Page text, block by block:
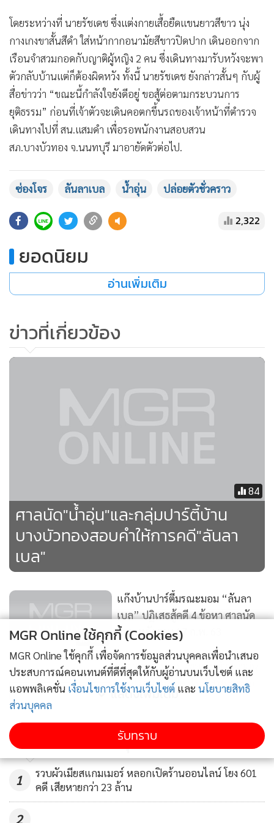
โดยระหว่างที่ นายรัชเดช ซึ่งแต่งกายเสื้อยืดแขนยาวสีขาว นุ่ง
กางเกงขาสั้นสีดำ ใส่หน้ากากอนามัยสีขาวปิดปาก เดินออกจาก
เรือนจำสวมกอดกับญาติผู้หญิง 2 คน ซึ่งเดินทางมารับหวังจะพา
ตัวกลับบ้านแต่ก็ต้องผิดหวัง ทั้งนี้ นายรัชเดช ยังกล่าวสั้นๆ กับผู้
สื่อข่าวว่า “ขณะนี้กำลังใจยังดีอยู่ ขอสู้ต่อตามกระบวนการ
ยุติธรรม” ก่อนที่เจ้าตัวจะเดินคอตกขึ้นรถของเจ้าหน้าที่ตำรวจ
เดินทางไปที่ สน.แสมดำ เพื่อรอพนักงานสอบสวน
สภ.บางบัวทอง จ.นนทบุรี มาอายัดตัวต่อไป.
ซ่องโจร ลันลาเบล น้ำอุ่น ปล่อยตัวชั่วคราว
2,322
ยอดนิยม
อ่านเพิ่มเติม
ข่าวที่เกี่ยวข้อง
84
ศาลนัด"น้ำอุ่น"และกลุ่มปาร์ตี้บ้าน
บางบัวทองสอบคำให้การคดี"ลันลา
เบล"
638
แก๊งบ้านปาร์ตี้มรณะมอม “ลันลา
เบล” ปฏิเสธสู้คดี 4 ข้อหา ศาลนัด
ตรวจหลักฐาน 17 ก.พ. 63
ตำรวจ สภ.บางบัวทองรับตัว "น้ำอุ่น"
จากโรงพักแสมดำไปดำเนินคดีต่อ
154
ศาลให้ประกัน"น้ำอุ่น" 3.5 แสนบาท
สั่งห้ามสร้างความเสียหายคดี
แสดงเพิ่มเติม
ข่าวในหมวดล่าสุด
1
รวบผัวเมียสแกมเมอร์ หลอกเปิดร้านออนไลน์ โยง 601
คดี เสียหายกว่า 23 ล้าน
2
MGR Online ใช้คุกกี้ (Cookies)
MGR Online ใช้คุกกี้ เพื่อจัดการข้อมูลส่วนบุคคลเพื่อนำเสนอ
ประสบการณ์คอนเทนต์ที่ดีที่สุดให้กับผู้อ่านบนเว็บไซต์ และ
แอพพลิเคชั่น เงื่อนไขการใช้งานเว็บไซต์ และ นโยบายสิทธิ
ส่วนบุคคล
รับทราบ